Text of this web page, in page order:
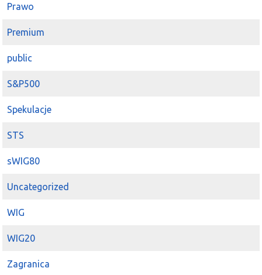
Prawo
Premium
public
S&P500
Spekulacje
STS
sWIG80
Uncategorized
WIG
WIG20
Zagranica